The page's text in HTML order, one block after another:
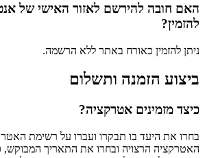
האם חובה להירשם לאזור האישי של
להזמין?
ניתן להזמין כאורח באתר ללא הרשמה.
ביצוע הזמנה ותשלום
כיצד מזמינים אטרקציה?
בחרו את היעד בו תבקרו ועברו על רשימת
האטרקציה הרצויה ובחרו את התאריך